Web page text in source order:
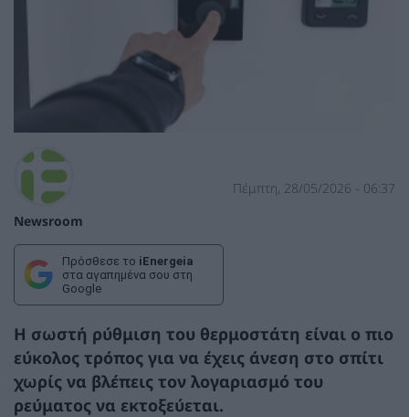
Newsroom
Πέμπτη, 28/05/2026 - 06:37
Πρόσθεσε το iEnergeia
στα αγαπημένα σου στη
Google
Η σωστή ρύθμιση του θερμοστάτη είναι ο πιο
εύκολος τρόπος για να έχεις άνεση στο σπίτι
χωρίς να βλέπεις τον λογαριασμό του
ρεύματος να εκτοξεύεται.